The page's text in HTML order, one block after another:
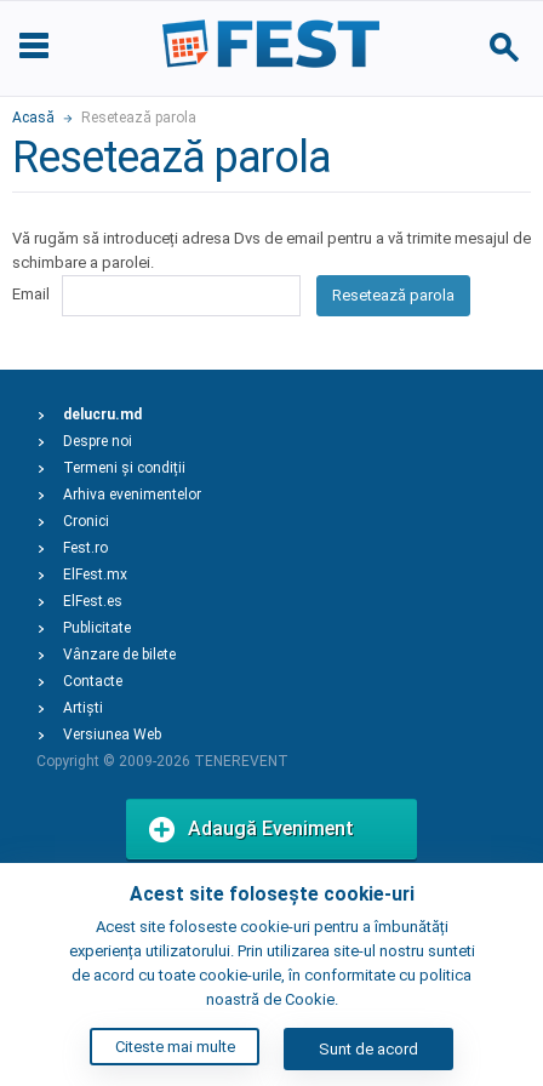
Acasă Resetează parola
Resetează parola
Vă rugăm să introduceți adresa Dvs de email pentru a vă trimite mesajul de
schimbare a parolei.
Email
Resetează parola
Acest site folosește cookie-uri
Acest site foloseste cookie-uri pentru a îmbunătăți
experiența utilizatorului. Prin utilizarea site-ul nostru sunteti
de acord cu toate cookie-urile, în conformitate cu politica
noastră de Cookie.
Citeste mai multe Sunt de acord
delucru.md
Despre noi
Termeni și condiții
Arhiva evenimentelor
Cronici
Fest.ro
ElFest.mx
ElFest.es
Publicitate
Vânzare de bilete
Contacte
Artiști
Versiunea Web
Copyright © 2009-2026 TENEREVENT
Adaugă Eveniment
Adaugă Local